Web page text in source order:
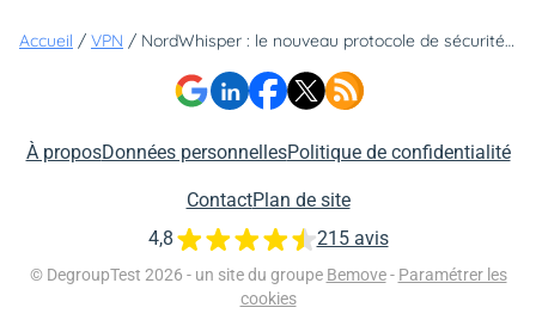
Accueil / VPN / NordWhisper : le nouveau protocole de sécurité passe-partout, même dans les environnements restreints
À proposDonnées personnellesPolitique de confidentialité
ContactPlan de site
© DegroupTest 2026 - un site du groupe Bemove - Paramétrer les
cookies
4,8 215 avis